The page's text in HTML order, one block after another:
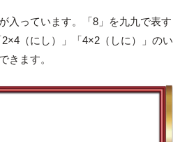
入っています。「8」を九九で表す
（にし）」「4×2（しに）」のい
きます。